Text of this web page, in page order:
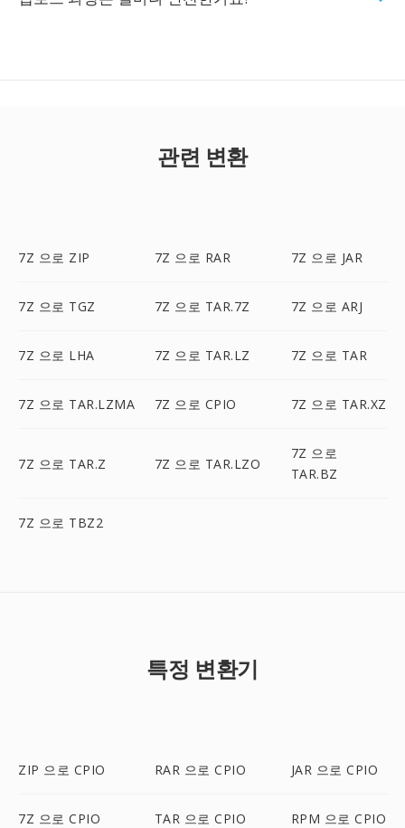
관련 변환
7Z 으로 ZIP 7Z 으로 RAR 7Z 으로 JAR
7Z 으로 TGZ 7Z 으로 TAR.7Z 7Z 으로 ARJ
7Z 으로 LHA 7Z 으로 TAR.LZ 7Z 으로 TAR
7Z 으로 TAR.LZMA 7Z 으로 CPIO 7Z 으로 TAR.XZ
7Z 으로 TAR.Z 7Z 으로 TAR.LZO
7Z 으로
TAR.BZ
7Z 으로 TBZ2
특정 변환기
ZIP 으로 CPIO RAR 으로 CPIO JAR 으로 CPIO
7Z 으로 CPIO TAR 으로 CPIO RPM 으로 CPIO